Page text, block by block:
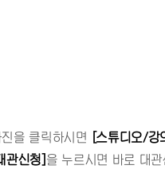
을 클릭하시면 [스튜디오/강
관신청] 을 누르시면 바로 대